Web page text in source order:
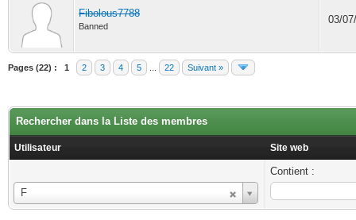
Fibolous7788
Banned
03/
Pages (22) : 1 2 3 4 5 22 Suivant »
Rechercher dans la Liste des membres
Utilisateur Site web
F
Utilisateur
Contient :